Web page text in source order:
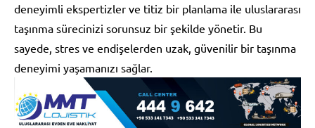
deneyimli ekspertizler ve titiz bir planlama ile uluslararası
taşınma sürecinizi sorunsuz bir şekilde yönetir. Bu
sayede, stres ve endişelerden uzak, güvenilir bir taşınma
deneyimi yaşamanızı sağlar.